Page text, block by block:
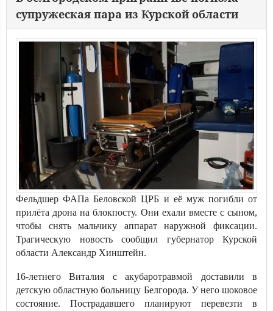
супружеская пара из Курской области
Фельдшер ФАПа Беловской ЦРБ и её муж погибли от
прилёта дрона на блокпосту. Они ехали вместе с сыном,
чтобы снять мальчику аппарат наружной фиксации.
Трагическую новость сообщил губернатор Курской
области Александр Хинштейн.
16-летнего Виталия с акубаротравмой доставили в
детскую областную больницу Белгорода. У него шоковое
состояние. Пострадавшего планируют перевезти в